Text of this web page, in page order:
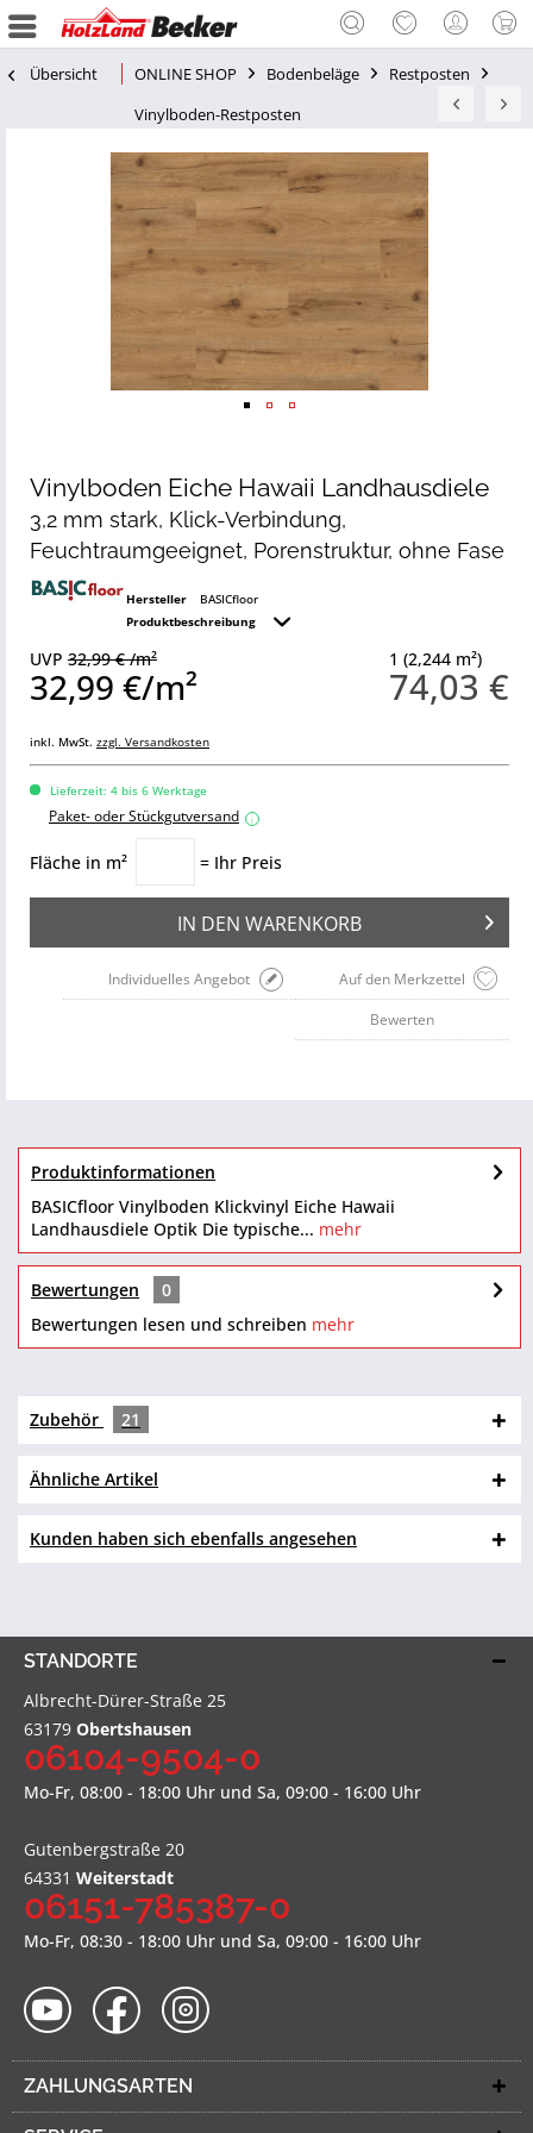
Übersicht ONLINE SHOP Bodenbeläge
Restposten
Vinylboden-Restposten
Vinylboden Eiche Hawaii Landhausdiele
3,2 mm stark, Klick-Verbindung,
Feuchtraumgeeignet, Porenstruktur, ohne Fase
Hersteller
BASICfloor
Produktbeschreibung
1 (2,244 m²)
74,03 €
UVP 32,99 € /m²
32,99 €/m²
inkl. MwSt. zzgl. Versandkosten
Lieferzeit: 4 bis 6 Werktage
Paket- oder Stückgutversand i
Fläche in m² = Ihr Preis
IN DEN WARENKORB
Auf den Merkzettel
Individuelles Angebot
Bewerten
Produktinformationen
BASICfloor Vinylboden Klickvinyl Eiche Hawaii
Landhausdiele Optik Die typische... mehr
Bewertungen
0
Bewertungen lesen und schreiben mehr
Zubehör 21
Ähnliche Artikel
Kunden haben sich ebenfalls angesehen
STANDORTE
Albrecht-Dürer-Straße 25
63179 Obertshausen
06104-9504-0
Mo-Fr, 08:00 - 18:00 Uhr und Sa, 09:00 - 16:00 Uhr
Gutenbergstraße 20
64331 Weiterstadt
06151-785387-0
Mo-Fr, 08:30 - 18:00 Uhr und Sa, 09:00 - 16:00 Uhr
ZAHLUNGSARTEN